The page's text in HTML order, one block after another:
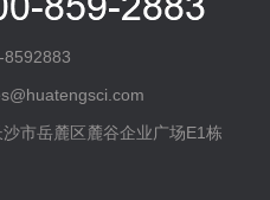
8592883
市岳麓区麓谷企业广场E1栋